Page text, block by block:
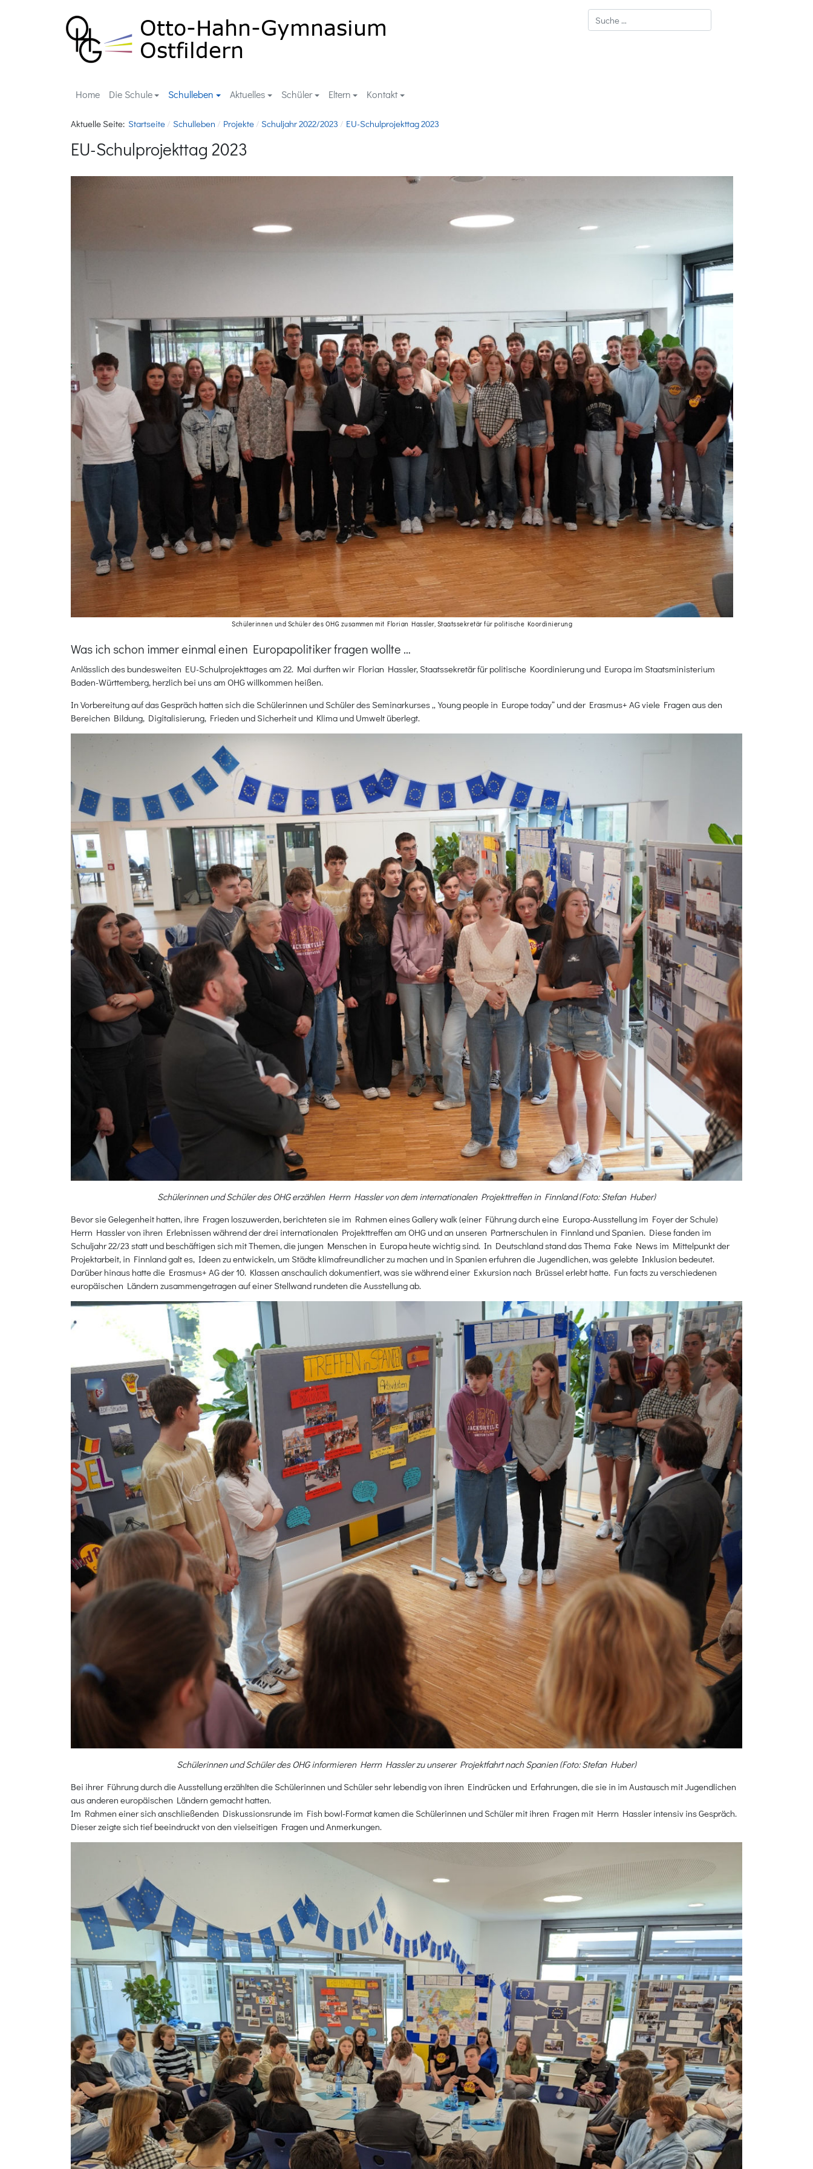
Suchen
Home Die Schule Schulleben Aktuelles Schüler Eltern Kontakt
Aktuelle Seite: Startseite Schulleben Projekte Schuljahr 2022/2023 EU-Schulprojekttag 2023
EU-Schulprojekttag 2023
Schülerinnen und Schüler des OHG zusammen mit Florian Hassler, Staatssekretär für politische Koordinierung
Was ich schon immer einmal einen Europapolitiker fragen wollte …
Anlässlich des bundesweiten EU-Schulprojekttages am 22. Mai durften wir Florian Hassler, Staatssekretär für politische Koordinierung und Europa im Staatsministerium
Baden-Württemberg, herzlich bei uns am OHG willkommen heißen.
In Vorbereitung auf das Gespräch hatten sich die Schülerinnen und Schüler des Seminarkurses „Young people in Europe today“ und der Erasmus+ AG viele Fragen aus den
Bereichen Bildung, Digitalisierung, Frieden und Sicherheit und Klima und Umwelt überlegt.
Schülerinnen und Schüler des OHG erzählen Herrn Hassler von dem internationalen Projekttreffen in Finnland (Foto: Stefan Huber)
Bevor sie Gelegenheit hatten, ihre Fragen loszuwerden, berichteten sie im Rahmen eines Gallery walk (einer Führung durch eine Europa-Ausstellung im Foyer der Schule)
Herrn Hassler von ihren Erlebnissen während der drei internationalen Projekttreffen am OHG und an unseren Partnerschulen in Finnland und Spanien. Diese fanden im
Schuljahr 22/23 statt und beschäftigen sich mit Themen, die jungen Menschen in Europa heute wichtig sind. In Deutschland stand das Thema Fake News im Mittelpunkt der
Projektarbeit, in Finnland galt es, Ideen zu entwickeln, um Städte klimafreundlicher zu machen und in Spanien erfuhren die Jugendlichen, was gelebte Inklusion bedeutet.
Darüber hinaus hatte die Erasmus+ AG der 10. Klassen anschaulich dokumentiert, was sie während einer Exkursion nach Brüssel erlebt hatte. Fun facts zu verschiedenen
europäischen Ländern zusammengetragen auf einer Stellwand rundeten die Ausstellung ab.
Schülerinnen und Schüler des OHG informieren Herrn Hassler zu unserer Projektfahrt nach Spanien (Foto: Stefan Huber)
Bei ihrer Führung durch die Ausstellung erzählten die Schülerinnen und Schüler sehr lebendig von ihren Eindrücken und Erfahrungen, die sie in im Austausch mit Jugendlichen
aus anderen europäischen Ländern gemacht hatten.
Im Rahmen einer sich anschließenden Diskussionsrunde im Fish bowl-Format kamen die Schülerinnen und Schüler mit ihren Fragen mit Herrn Hassler intensiv ins Gespräch.
Dieser zeigte sich tief beeindruckt von den vielseitigen Fragen und Anmerkungen.